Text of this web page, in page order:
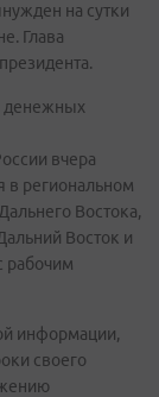
на сутки
Глава
денежных
вчера
в региональном
Востока,
Восток и
рабочим
информации,
своего